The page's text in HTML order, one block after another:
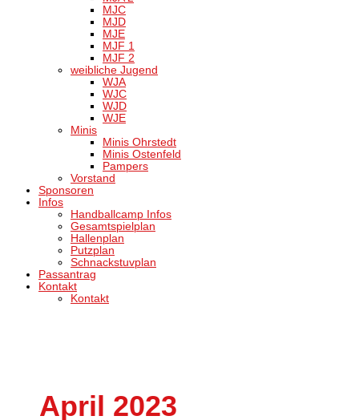
MJC
MJD
MJE
MJF 1
MJF 2
weibliche Jugend
WJA
WJC
WJD
WJE
Minis
Minis Ohrstedt
Minis Ostenfeld
Pampers
Vorstand
Sponsoren
Infos
Handballcamp Infos
Gesamtspielplan
Hallenplan
Putzplan
Schnackstuvplan
Passantrag
Kontakt
Kontakt
April 2023